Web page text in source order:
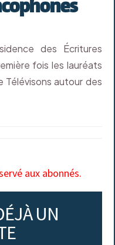
des Écritures
fois les lauréats
Télévisons autour des
aux abonnés.
UN